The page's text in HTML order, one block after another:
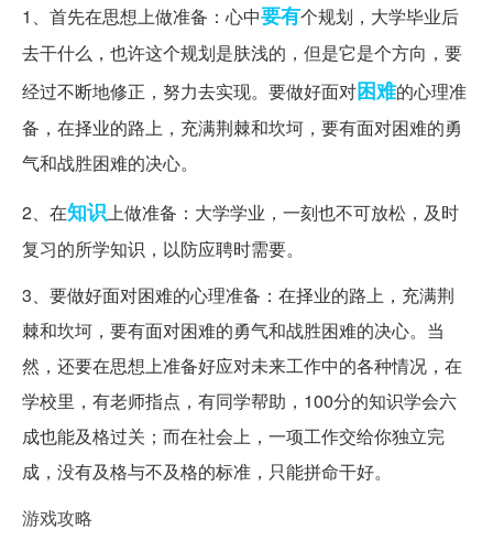
1、首先在思想上做准备：心中要有个规划，大学毕业后
去干什么，也许这个规划是肤浅的，但是它是个方向，要
经过不断地修正，努力去实现。要做好面对困难的心理准
备，在择业的路上，充满荆棘和坎坷，要有面对困难的勇
气和战胜困难的决心。
2、在知识上做准备：大学学业，一刻也不可放松，及时
复习的所学知识，以防应聘时需要。
3、要做好面对困难的心理准备：在择业的路上，充满荆
棘和坎坷，要有面对困难的勇气和战胜困难的决心。当
然，还要在思想上准备好应对未来工作中的各种情况，在
学校里，有老师指点，有同学帮助，100分的知识学会六
成也能及格过关；而在社会上，一项工作交给你独立完
成，没有及格与不及格的标准，只能拼命干好。
游戏攻略